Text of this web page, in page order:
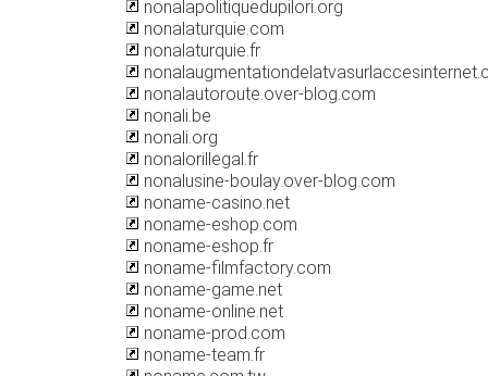
nonalapolitiquedupilori.org
nonalaturquie.com
nonalaturquie.fr
nonalautoroute.over-blog.com
nonali.be
nonali.org
nonalorillegal.fr
nonalusine-boulay.over-blog.com
noname-casino.net
noname-eshop.com
noname-eshop.fr
noname-filmfactory.com
noname-game.net
noname-online.net
noname-prod.com
noname-team.fr